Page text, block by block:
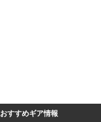
おすすめギア情報